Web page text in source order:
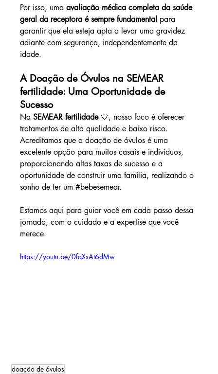
Por isso, uma avaliação médica completa da saúde
geral da receptora é sempre fundamental para
garantir que ela esteja apta a levar uma gravidez
adiante com segurança, independentemente da
idade.
A Doação de Óvulos na SEMEAR
fertilidade: Uma Oportunidade de
Sucesso
Na SEMEAR fertilidade 💛, nosso foco é oferecer
tratamentos de alta qualidade e baixo risco.
Acreditamos que a doação de óvulos é uma
excelente opção para muitos casais e indivíduos,
proporcionando altas taxas de sucesso e a
oportunidade de construir uma família, realizando o
sonho de ter um #bebesemear.
Estamos aqui para guiar você em cada passo dessa
jornada, com o cuidado e a expertise que você
merece.
https://youtu.be/0faXsAt6dMw
doação de óvulos